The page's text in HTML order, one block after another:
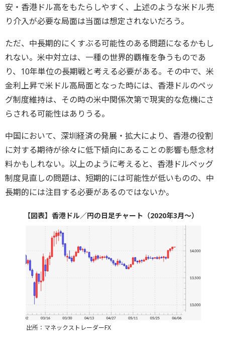
安・香港ドル高をもたらしやすく、上述のような米ドル売
り介入が必要な局面は当面は想定されないだろう。
ただ、中長期的にくすぶる可能性のある問題になるかもし
れない。米中対立は、一種の世界的覇権を争うものであ
り、10年単位の長期戦と考える必要がある。その中で、米
金利上昇で米ドル高局面となった時には、香港ドルのペッ
グ制度維持は、その時の米中関係次第で現実的な危機にさ
らされる可能性はありうる。
中国において、深圳経済の発展・拡大により、香港の役割
に対する期待が徐々に低下傾向にあることの影響も懸念材
料かもしれない。以上のように考えると、香港ドルペッグ
制度見直しの問題は、短期的には可能性が低いものの、中
長期的には注目する必要があるのではないか。
【図表】香港ドル／円の日足チャート（2020年3月～）
出所：マネックストレーダーFX